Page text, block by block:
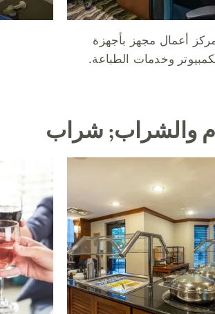
أعمال مجهز بأجهزة
وخدمات الطباعة.
والشراب; شراب